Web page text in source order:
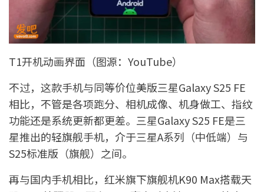
T1开机动画界面（图源：YouTube）
不过，这款手机与同等价位美版三星Galaxy S25 FE
相比，不管是各项跑分、相机成像、机身做工、指纹
功能还是系统更新都更差。三星Galaxy S25 FE是三
星推出的轻旗舰手机，介于三星A系列（中低端）与
S25标准版（旗舰）之间。
再与国内手机相比，红米旗下旗舰机K90 Max搭载天